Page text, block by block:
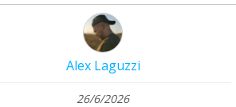
Alex Laguzzi
26/6/2026